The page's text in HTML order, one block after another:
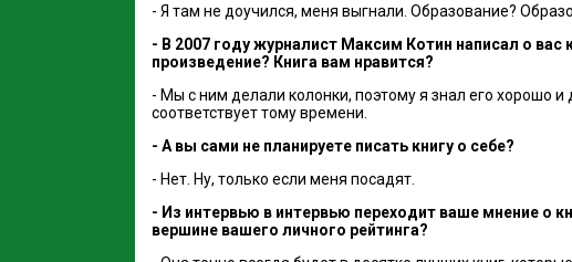
- Я там не доучился, меня выгнали. Образование?
- В 2007 году журналист Максим Котин написал о вас
произведение? Книга вам нравится?
- Мы с ним делали колонки, поэтому я знал его хорошо
соответствует тому времени.
- А вы сами не планируете писать книгу о себе?
- Нет. Ну, только если меня посадят.
- Из интервью в интервью переходит ваше мнение о
вершине вашего личного рейтинга?